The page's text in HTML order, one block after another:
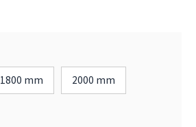
1800 mm 2000 mm